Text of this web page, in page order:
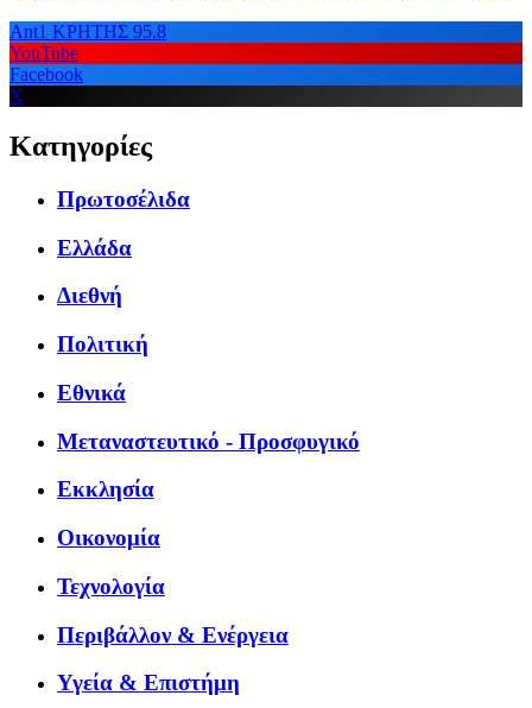
Ant1 ΚΡΗΤΗΣ 95.8
YouTube
Facebook
X
Κατηγορίες
Πρωτοσέλιδα
Ελλάδα
Διεθνή
Πολιτική
Εθνικά
Μεταναστευτικό - Προσφυγικό
Εκκλησία
Οικονομία
Τεχνολογία
Περιβάλλον & Ενέργεια
Υγεία & Επιστήμη